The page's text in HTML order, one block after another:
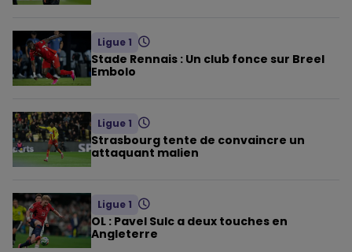
Ligue 1
Stade Rennais : Un club fonce sur Breel
Embolo
Ligue 1
Strasbourg tente de convaincre un
attaquant malien
Ligue 1
OL : Pavel Sulc a deux touches en
Angleterre